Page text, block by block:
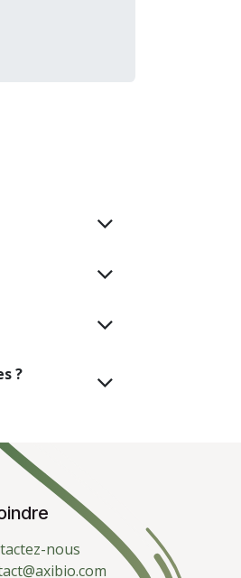
?
nous